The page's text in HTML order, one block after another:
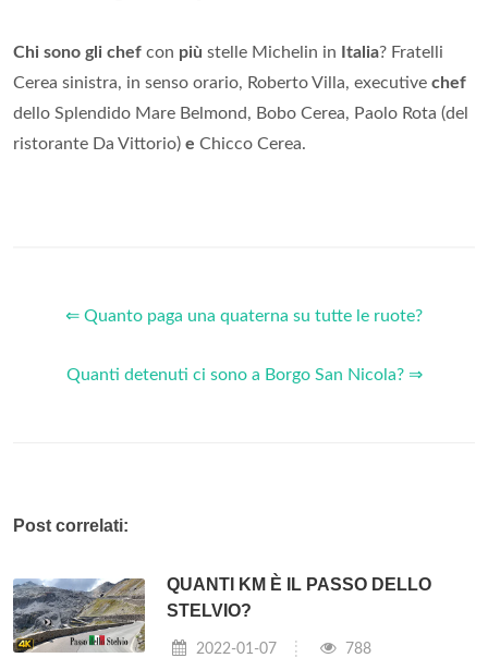
Chi sono gli chef con più stelle Michelin in Italia? Fratelli
Cerea sinistra, in senso orario, Roberto Villa, executive chef
dello Splendido Mare Belmond, Bobo Cerea, Paolo Rota (del
ristorante Da Vittorio) e Chicco Cerea.
⇐ Quanto paga una quaterna su tutte le ruote?
Quanti detenuti ci sono a Borgo San Nicola? ⇒
Post correlati:
QUANTI KM È IL PASSO DELLO
STELVIO?
2022-01-07 788